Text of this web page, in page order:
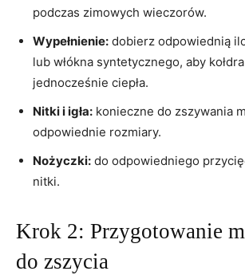
podczas zimowych wieczorów.
Wypełnienie: dobierz odpowiednią
​lub ⁤włókna syntetycznego,⁤ aby​
jednocześnie ciepła.
Nitki i igła: konieczne do‍ zszywania
odpowiednie rozmiary.
Nożyczki: do ⁣odpowiedniego
nitki.
Krok 2: Przygotowanie
do ‌zszycia